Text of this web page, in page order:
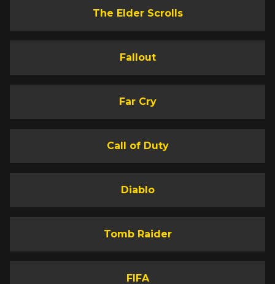
The Elder Scrolls
Fallout
Far Cry
Call of Duty
Diablo
Tomb Raider
FIFA